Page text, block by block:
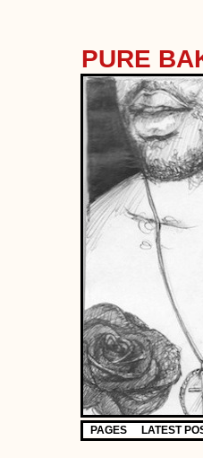
PURE
PAGES LATEST